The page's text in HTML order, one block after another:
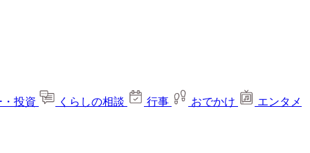
投資 くらしの相談 行事 おでかけ エンタメ